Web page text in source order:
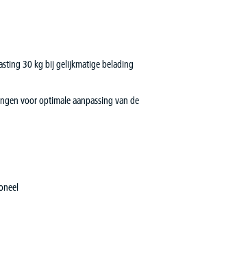
30 kg bij gelijkmatige belading
voor optimale aanpassing van de